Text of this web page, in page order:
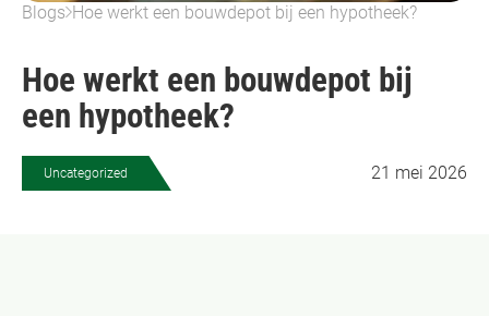
Blogs Hoe werkt een bouwdepot bij een hypotheek?
Hoe werkt een bouwdepot bij
een hypotheek?
Uncategorized 21 mei 2026